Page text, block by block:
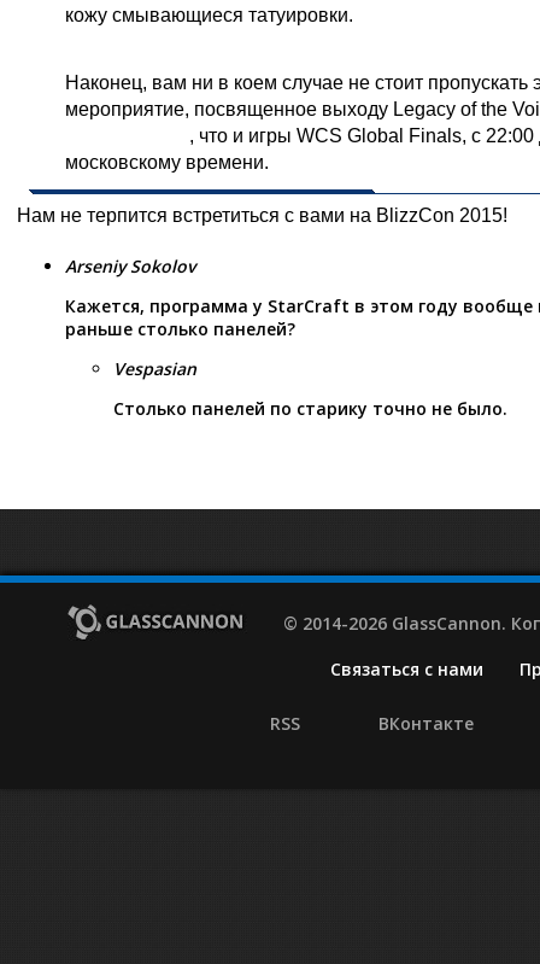
кожу смывающиеся татуировки.
Наконец, вам ни в коем случае не стоит пропускать
мероприятие, посвященное выходу Legacy of the
, что и игры WCS Global Finals, с
московскому времени.
Нам не терпится встретиться с вами на BlizzCon 2015!
Arseniy Sokolov
Кажется, программа у StarCraft в этом году
раньше столько панелей?
Vespasian
Столько панелей по старику точно не было.
© 2014-2026 GlassCannon.
Связаться с нами
RSS ВКонтакте